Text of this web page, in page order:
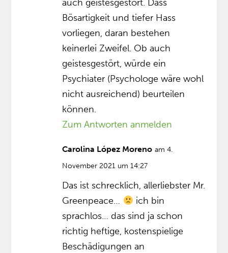
auch geistesgestört. Dass
Bösartigkeit und tiefer Hass
vorliegen, daran bestehen
keinerlei Zweifel. Ob auch
geistesgestört, würde ein
Psychiater (Psychologe wäre wohl
nicht ausreichend) beurteilen
können.
Zum Antworten anmelden
Carolina López Moreno am 4.
November 2021 um 14:27
Das ist schrecklich, allerliebster Mr.
Greenpeace…
ich bin
sprachlos… das sind ja schon
richtig heftige, kostenspielige
Beschädigungen an